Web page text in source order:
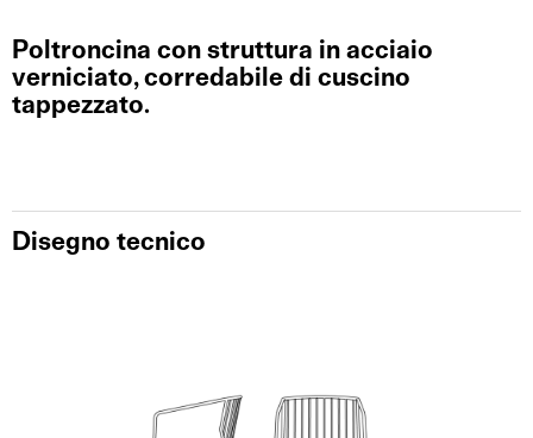
Poltroncina con struttura in acciaio
verniciato, corredabile di cuscino
tappezzato.
Disegno tecnico